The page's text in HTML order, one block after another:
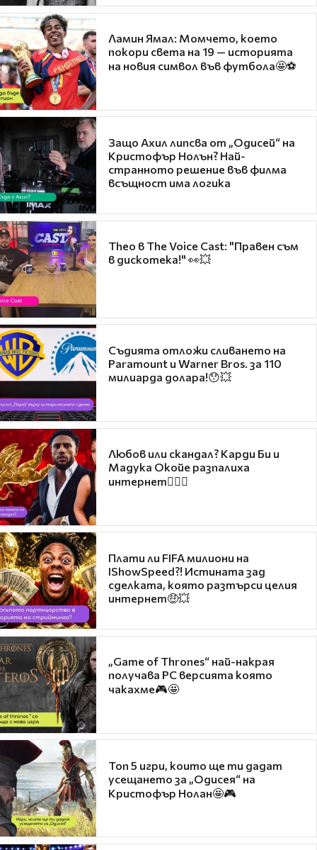
Ламин Ямал: Момчето, което
покори света на 19 — историята
на новия символ във футбола🤩⚽
Защо Ахил липсва от „Одисей“ на
Кристофър Нолън? Най-
странното решение във филма
всъщност има логика
Theo в The Voice Cast: "Правен съм
в дискотека!" 👀💥
Съдията отложи сливането на
Paramount и Warner Bros. за 110
милиарда долара!😯💥
Любов или скандал? Карди Би и
Мадука Окойе разпалиха
интернет❤️‍🔥🔥
Плати ли FIFA милиони на
IShowSpeed?! Истината зад
сделката, която разтърси целия
интернет🤑💥
„Game of Thrones“ най-накрая
получава PC версията която
чакахме🎮🤩
Топ 5 игри, които ще ти дадат
усещането за „Одисея“ на
Кристофър Нолан🤩🎮